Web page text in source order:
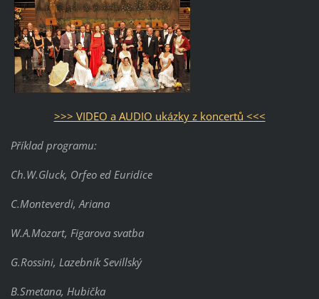
>>> VIDEO a AUDIO ukázky z koncertů <<<
Příklad programu:
Ch.W.Gluck, Orfeo ed Euridice
C.Monteverdi, Ariana
W.A.Mozart, Figarova svatba
G.Rossini, Lazebník Sevillský
B.Smetana, Hubička